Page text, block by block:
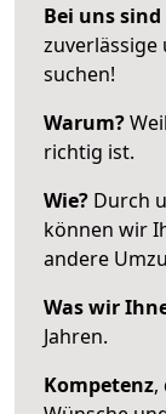
Bei uns
suchen!
Warum?
richtig ist.
Wie? Durch
können wir
andere
Was wir
Jahren.
Kompetenz,